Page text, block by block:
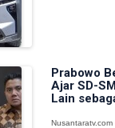
Prabowo
Ajar SD-
Lain
Nusantaratv.com